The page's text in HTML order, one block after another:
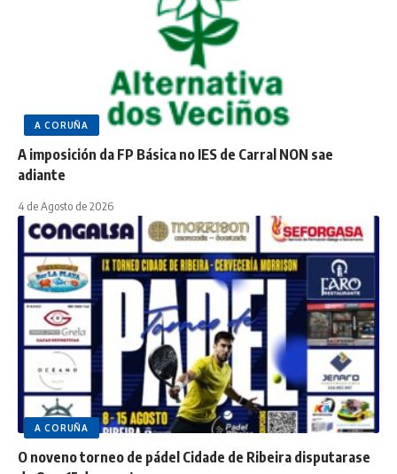
A CORUÑA
A imposición da FP Básica no IES de Carral NON sae
adiante
4 de Agosto de 2026
A CORUÑA
O noveno torneo de pádel Cidade de Ribeira disputarase